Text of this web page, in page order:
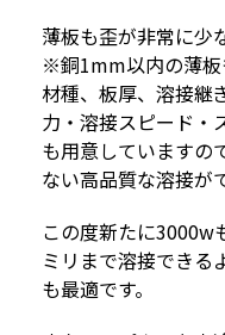
薄板も歪が非常に少
※銅1mm以内の薄板
材種、板厚、溶接継
力・溶接スピード・
も用意していますの
ない高品質な溶接が
この度新たに3000w
ミリまで溶接できる
も最適です。